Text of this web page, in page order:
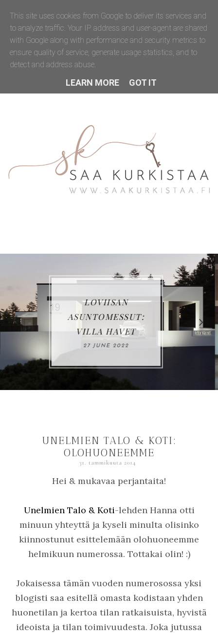
VUOSIKATSAUS
2021
03 JANUARY 2022
UNELMIEN TALO & KOTI:
OLOHUONEEMME
31. tammikuuta 2014
Hei & mukavaa perjantaita!
Unelmien Talo & Koti-lehden Hanna otti
minuun yhteyttä ja kyseli minulta olisinko
kiinnostunut esittelemään olohuoneemme
helmikuun numerossa. Tottakai olin! :)
Jokaisessa tämän vuoden numerosossa yksi
blogisti saa esitellä omasta kodistaan yhden
huonetilan ja kertoa tilan ratkaisuista, hyvistä
ideoista ja tilan toimivuudesta. Joka jutussa
This site uses cookies from Google to deliver its services and
to analyze traffic. Your IP address and user-agent are shared
with Google along with performance and security metrics to
ensure quality of service, generate usage statistics, and to
detect and address abuse.
LEARN MORE GOT IT